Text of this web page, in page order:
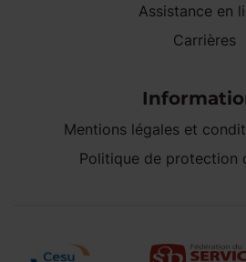
Assistance en
Carrières
Mentions légales et
Politique de protection